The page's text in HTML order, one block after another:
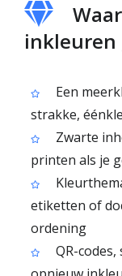
inkleuren
Een
strakke,
Zwarte
printen als je
etiketten of
ordening
QR-